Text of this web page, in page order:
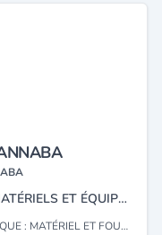
COMMERCE DE DÉTAIL DE TOUS MATÉRIELS ET ÉQUIPEMENTS LIÉS AU DOMAINE DE L'ÉLECTRICITÉ ET L'ÉLECTRONIQUE ET CONCEPTION ET RÉALISATION INDUSTRIELLE.
ET FOURNITURES (DÉTAIL)